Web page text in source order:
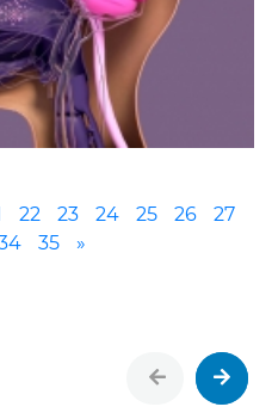
22 23 24 25 26
27
35 »